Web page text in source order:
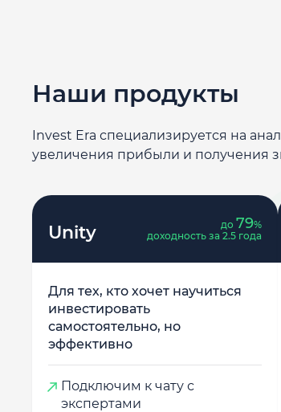
Наши продукты
Invest Era специализируется на
увеличения прибыли и получения
Unity до79%
доходность за 2.5 года
Для тех, кто хочет научиться
инвестировать
самостоятельно, но
эффективно
Подключим к чату с
экспертами